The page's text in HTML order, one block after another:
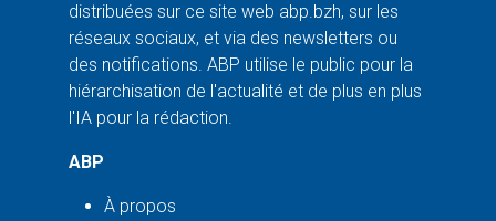
distribuées sur ce site web abp.bzh, sur les
réseaux sociaux, et via des newsletters ou
des notifications. ABP utilise le public pour la
hiérarchisation de l'actualité et de plus en plus
l'IA pour la rédaction.
ABP
À propos